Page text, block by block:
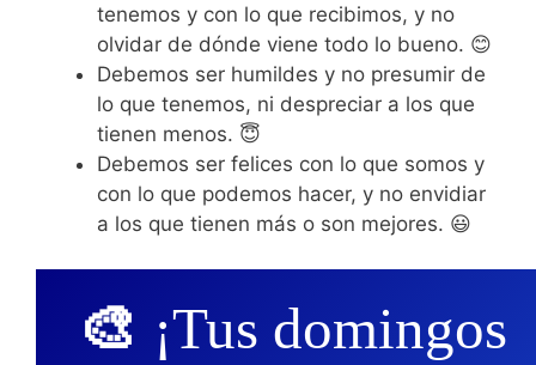
tenemos y con lo que recibimos, y no
olvidar de dónde viene todo lo bueno. 😊
Debemos ser humildes y no presumir de
lo que tenemos, ni despreciar a los que
tienen menos. 😇
Debemos ser felices con lo que somos y
con lo que podemos hacer, y no envidiar
a los que tienen más o son mejores. 😃
🎨 ¡Tus domingos